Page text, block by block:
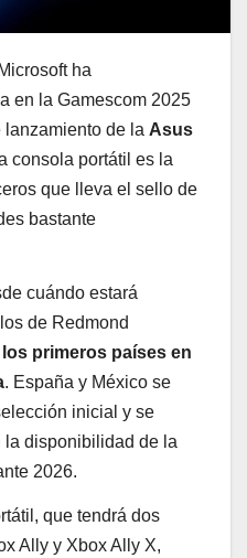
ha
en la Gamescom 2025
lanzamiento de la Asus
consola portátil es la
que lleva el sello de
bastante
cuándo estará
de Redmond
primeros países en
. España y México se
inicial y se
disponibilidad de la
2026.
que tendrá dos
Ally y Xbox Ally X,